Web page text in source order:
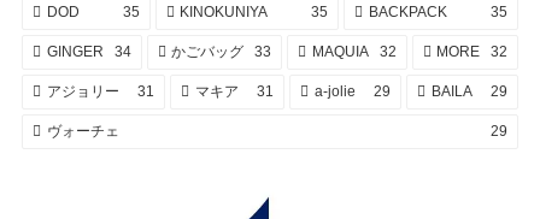
DOD 35 KINOKUNIYA 35 BACKPACK 35
GINGER 34 かごバッグ 33 MAQUIA 32 MORE 32
アジョリー 31 マキア 31 a-jolie 29 BAILA 29
ヴォーチェ 29